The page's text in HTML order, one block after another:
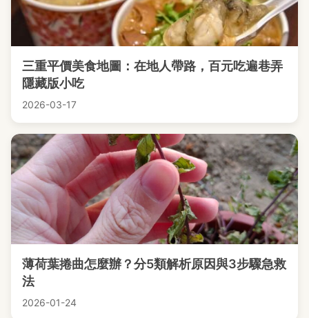
三重平價美食地圖：在地人帶路，百元吃遍巷弄
隱藏版小吃
2026-03-17
薄荷葉捲曲怎麼辦？分5類解析原因與3步驟急救
法
2026-01-24